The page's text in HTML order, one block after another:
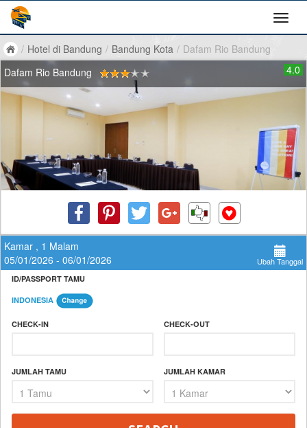
/ Hotel di Bandung / Bandung Kota / Dafam Rio Bandung
Dafam Rio Bandung
4.0
Kamar , 1 Malam
05/01/2026 - 06/01/2026
Ubah Tanggal
ID/PASSPORT TAMU
INDONESIA
CHECK-IN CHECK-OUT
JUMLAH TAMU JUMLAH KAMAR